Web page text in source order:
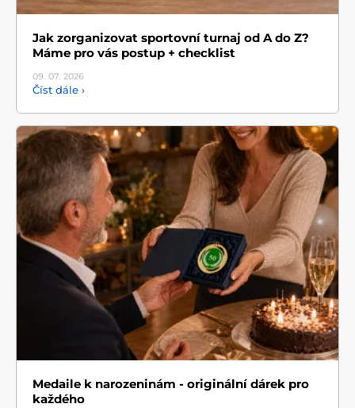
Jak zorganizovat sportovní turnaj od A do Z?
Máme pro vás postup + checklist
09. 07. 2026
Číst dále ›
Medaile k narozeninám - originální dárek pro
každého